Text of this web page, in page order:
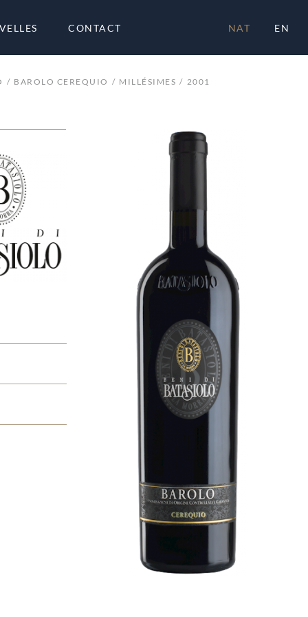
CONTACT NAT EN
BAROLO CEREQUIO MILLÉSIMES 2001